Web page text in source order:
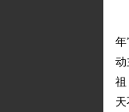
年
动
祖